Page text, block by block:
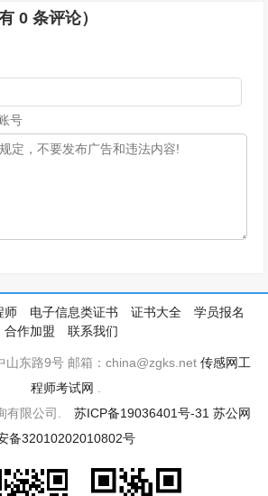
0 条评论）
号
师 电子信息类证书 证书大全
学员报名
合作加盟
联系我们
山东路9号 邮箱：china@zgks.net传感网工
程师考试网
有限公司. 苏ICP备19036401号-31 苏公网
备32010202010802号